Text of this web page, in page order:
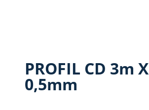
PROFIL CD 3m X
0,5mm